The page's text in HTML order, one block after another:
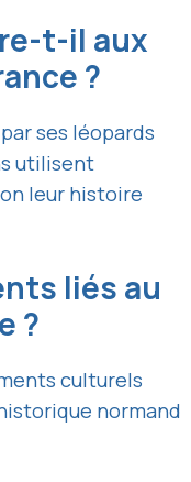
t-il aux
?
ses léopards
utilisent
leur histoire
liés au
?
culturels
normand